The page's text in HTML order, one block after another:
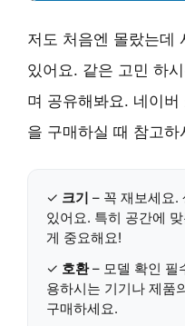
저도 처음엔 몰랐는데
있어요. 같은 고민 하
며 공유해봐요. 네이
을 구매하실 때 참고
✓ 크기 – 꼭 재보세요.
있어요. 특히 공간에
게 중요해요!
✓ 호환– 모델 확인 필
용하시는 기기나 제품
구매하세요.